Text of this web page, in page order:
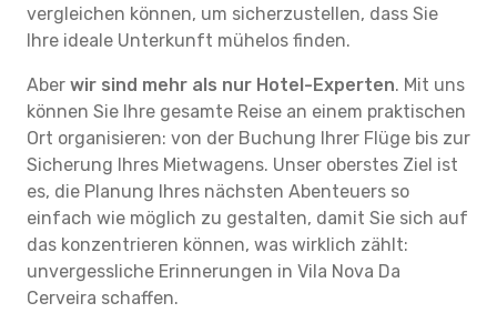
vergleichen können, um sicherzustellen, dass Sie
Ihre ideale Unterkunft mühelos finden.
Aber wir sind mehr als nur Hotel-Experten. Mit uns
können Sie Ihre gesamte Reise an einem praktischen
Ort organisieren: von der Buchung Ihrer Flüge bis zur
Sicherung Ihres Mietwagens. Unser oberstes Ziel ist
es, die Planung Ihres nächsten Abenteuers so
einfach wie möglich zu gestalten, damit Sie sich auf
das konzentrieren können, was wirklich zählt:
unvergessliche Erinnerungen in Vila Nova Da
Cerveira schaffen.